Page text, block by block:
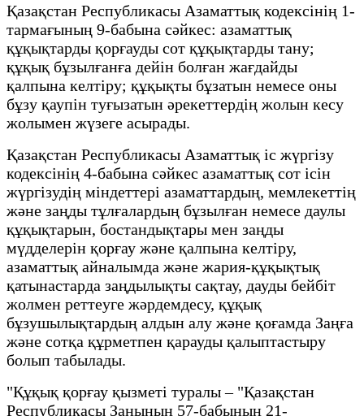
Қазақстан Республикасы Азаматтық кодексінің 1-
тармағының 9-бабына сәйкес: азаматтық
құқықтарды қорғауды сот құқықтарды тану;
құқық бұзылғанға дейін болған жағдайды
қалпына келтіру; құқықты бұзатын немесе оны
бұзу қаупін туғызатын әрекеттердің жолын кесу
жолымен жүзеге асырады.
Қазақстан Республикасы Азаматтық іс жүргізу
кодексінің 4-бабына сәйкес азаматтық сот ісін
жүргізудің міндеттері азаматтардың, мемлекеттің
және заңды тұлғалардың бұзылған немесе даулы
құқықтарын, бостандықтары мен заңды
мүдделерін қорғау және қалпына келтіру,
азаматтық айналымда және жария-құқықтық
қатынастарда заңдылықты сақтау, дауды бейбіт
жолмен реттеуге жәрдемдесу, құқық
бұзушылықтардың алдын алу және қоғамда Заңға
және сотқа құрметпен қарауды қалыптастыру
болып табылады.
"Құқық қорғау қызметі туралы – "Қазақстан
Республикасы Заңының 57-бабының 21-